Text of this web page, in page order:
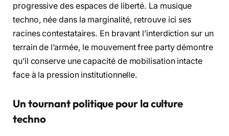
progressive des espaces de liberté. La musique
techno, née dans la marginalité, retrouve ici ses
racines contestataires. En bravant l’interdiction sur un
terrain de l’armée, le mouvement free party démontre
qu’il conserve une capacité de mobilisation intacte
face à la pression institutionnelle.
Un tournant politique pour la culture
techno